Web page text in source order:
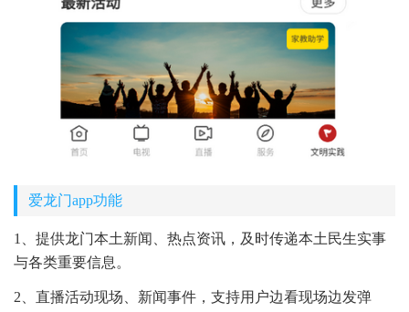
爱龙门app功能
1、提供龙门本土新闻、热点资讯，及时传递本土民生实事
与各类重要信息。
2、直播活动现场、新闻事件，支持用户边看现场边发弹